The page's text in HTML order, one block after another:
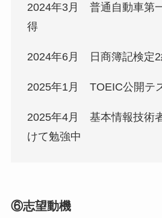
2024年3月 普通自動車第
得
2024年6月 日商簿記検定2
2025年1月 TOEIC公開テ
2025年4月 基本情報技術
けて勉強中
⑥志望動機